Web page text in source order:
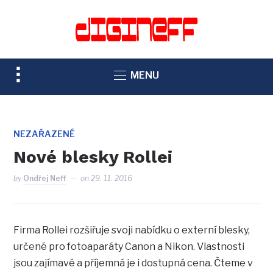
TOGGLE
SIDEBAR
NAVIGATION
MENU
NEZAŘAZENÉ
Nové blesky Rollei
by Ondřej Neff on29. 11. 2016
Firma Rollei rozšiřuje svoji nabídku o externí blesky,
určené pro fotoaparáty Canon a Nikon. Vlastnosti
jsou zajímavé a příjemná je i dostupná cena. Čteme v